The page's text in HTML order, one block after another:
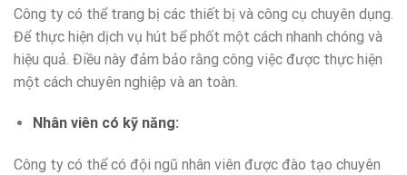
Công ty có thể trang bị các thiết bị và công cụ chuyên dụng.
Để thực hiện dịch vụ hút bể phốt một cách nhanh chóng và
hiệu quả. Điều này đảm bảo rằng công việc được thực hiện
một cách chuyên nghiệp và an toàn.
Nhân viên có kỹ năng:
Công ty có thể có đội ngũ nhân viên được đào tạo chuyên